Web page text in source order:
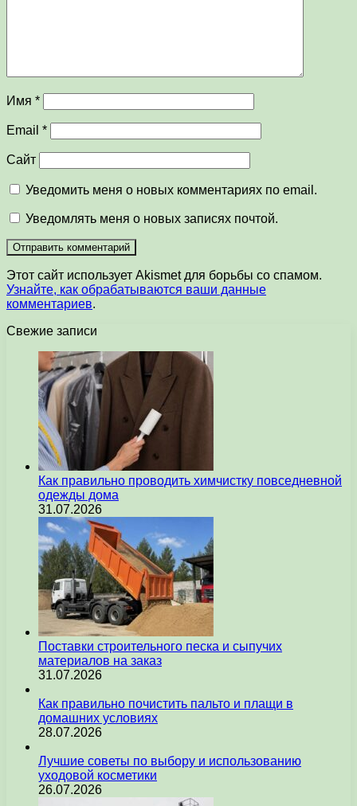
Имя *
Email *
Сайт
Уведомить меня о новых комментариях по email.
Уведомлять меня о новых записях почтой.
Этот сайт использует Akismet для борьбы со спамом.
Узнайте, как обрабатываются ваши данные
комментариев.
Свежие записи
Как правильно проводить химчистку повседневной
одежды дома
31.07.2026
Поставки строительного песка и сыпучих
материалов на заказ
31.07.2026
Как правильно почистить пальто и плащи в
домашних условиях
28.07.2026
Лучшие советы по выбору и использованию
уходовой косметики
26.07.2026